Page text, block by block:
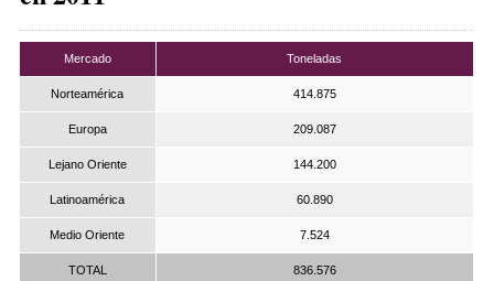
Mercado Toneladas
Norteamérica 414.875
Europa 209.087
Lejano Oriente 144.200
Latinoamérica 60.890
Medio Oriente 7.524
TOTAL 836.576